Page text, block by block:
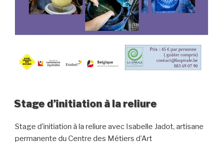
Stage d’initiation à la reliure
Stage d’initiation à la reliure avec Isabelle Jadot, artisane
permanente du Centre des Métiers d’Art